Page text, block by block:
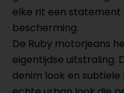
elke rit een
bescherming.
De Ruby motorjeans
eigentijdse uitstraling.
denim look en